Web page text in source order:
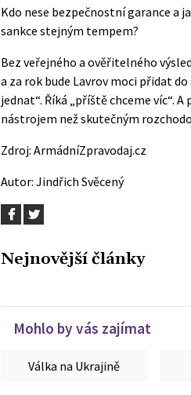
Kdo nese bezpečnostní garance a
sankce stejným tempem?
Bez veřejného a ověřitelného
a za rok bude Lavrov moci přidat
jednat“. Říká „příště chceme víc“.
nástrojem než skutečným
Zdroj: ArmádníZpravodaj.cz
Autor: Jindřich Svěcený
Nejnovější články
Mohlo by vás zajímat
Válka na Ukrajině